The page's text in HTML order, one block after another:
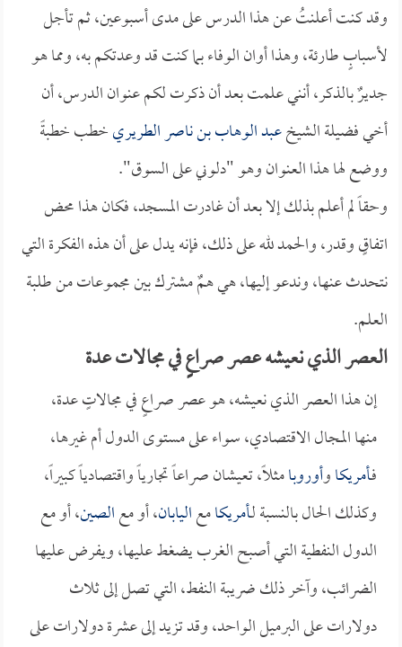
وقد كنت أعلنتُ عن هذا الدرس على مدى أسبوعين، ثم تأجل
لأسبابٍ طارئة، وهذا أوان الوفاء بما كنت قد وعدتكم به، ومما هو
جديرٌ بالذكر، أنني علمت بعد أن ذكرت لكم عنوان الدرس، أن
أخي فضيلة الشيخعبد الوهاب بن ناصر الطريريخطب خطبةً
ووضع لها هذا العنوان وهو "دلوني على السوق".
وحقاً لم أعلم بذلك إلا بعد أن غادرت المسجد، فكان هذا محض
اتفاقٍ وقدر، والحمد لله على ذلك، فإنه يدل على أن هذه الفكرة التي
نتحدث عنها، وندعو إليها، هي همٌ مشترك بين مجموعات من طلبة
العلم.
العصر الذي نعيشه عصر صراعٍ في مجالات عدة
إن هذا العصر الذي نعيشه، هو عصر صراعٍ في مجالاتٍ عدة،
منها المجال الاقتصادي، سواء على مستوى الدول أم غيرها،
فـأمريكاوأوروبامثلاً، تعيشان صراعاً تجارياً واقتصادياً كبيراً،
وكذلك الحال بالنسبة لـأمريكامعاليابان، أو معالصين، أو مع
الدول النفطية التي أصبح الغرب يضغط عليها، ويفرض عليها
الضرائب، وآخر ذلك ضريبة النفط، التي تصل إلى ثلاث
دولارات على البرميل الواحد، وقد تزيد إلى عشرة دولارات على